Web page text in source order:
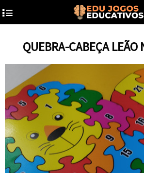
4
QUEBRA-CABEÇA LEÃO